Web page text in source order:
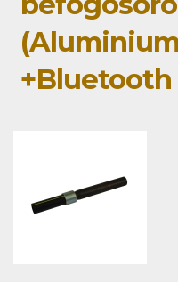
+Bluetooth